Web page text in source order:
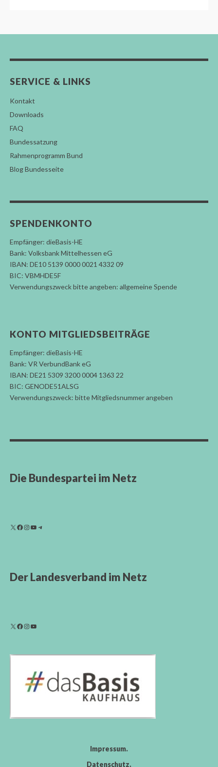
SERVICE & LINKS
Kontakt
Downloads
FAQ
Bundessatzung
Rahmenprogramm Bund
Blog Bundesseite
SPENDENKONTO
Empfänger: dieBasis-HE
Bank: Volksbank Mittelhessen eG
IBAN: DE10 5139 0000 0021 4332 09
BIC: VBMHDE5F
Verwendungszweck bitte angeben: allgemeine Spende
KONTO MITGLIEDSBEITRÄGE
Empfänger: dieBasis-HE
Bank: VR VerbundBank eG
IBAN: DE21 5309 3200 0004 1363 22
BIC: GENODE51ALSG
Verwendungszweck: bitte Mitgliedsnummer angeben
Die Bundespartei im Netz
Der Landesverband im Netz
Impressum
Datenschutz